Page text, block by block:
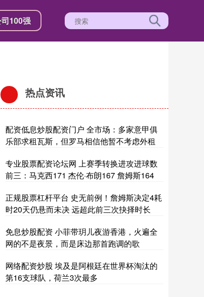
100强
热点资讯
配资低息炒股配资门户 全市场：多家意甲俱
乐部求租瓦斯，但罗马相信他暂不考虑外租
专业股票配资论坛网 上赛季转换进攻进球数
前三：马克西171 杰伦·布朗167 詹姆斯164
正规股票杠杆平台 史无前例！詹姆斯决定4耗
时20天仍悬而未决 远超此前三次抉择时长
免息炒股配资 小菲带玥儿夜游香港，火遍全
网的不是夜景，而是床边那首跑调的歌
网络配资炒股 埃及是阿根廷在世界杯淘汰的
第16支球队，荷兰3次最多